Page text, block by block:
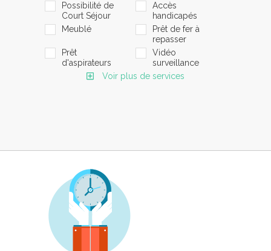
Possibilité de
Court Séjour
Accès
handicapés
Meublé
Prêt de fer à
repasser
Prêt
d'aspirateurs
Vidéo
surveillance
Voir plus de services